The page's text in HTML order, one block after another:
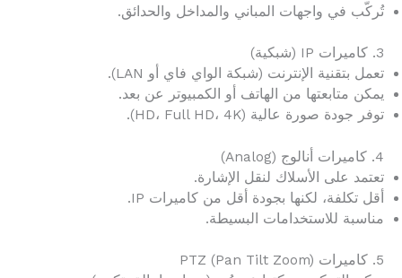
تُركّب في واجهات المباني والمداخل والحدائق.
3. كاميرات IP (شبكية)
تعمل بتقنية الإنترنت (شبكة الواي فاي أو LAN).
يمكن متابعتها من الهاتف أو الكمبيوتر عن بعد.
توفر جودة صورة عالية (HD، Full HD، 4K).
4. كاميرات أنالوج (Analog)
تعتمد على الأسلاك لنقل الإشارة.
أقل تكلفة، لكنها بجودة أقل من كاميرات IP.
مناسبة للاستخدامات البسيطة.
5. كاميرات PTZ (Pan Tilt Zoom)